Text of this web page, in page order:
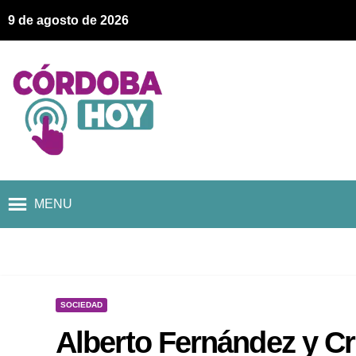
9 de agosto de 2026
MENU
SOCIEDAD
Alberto Fernández y